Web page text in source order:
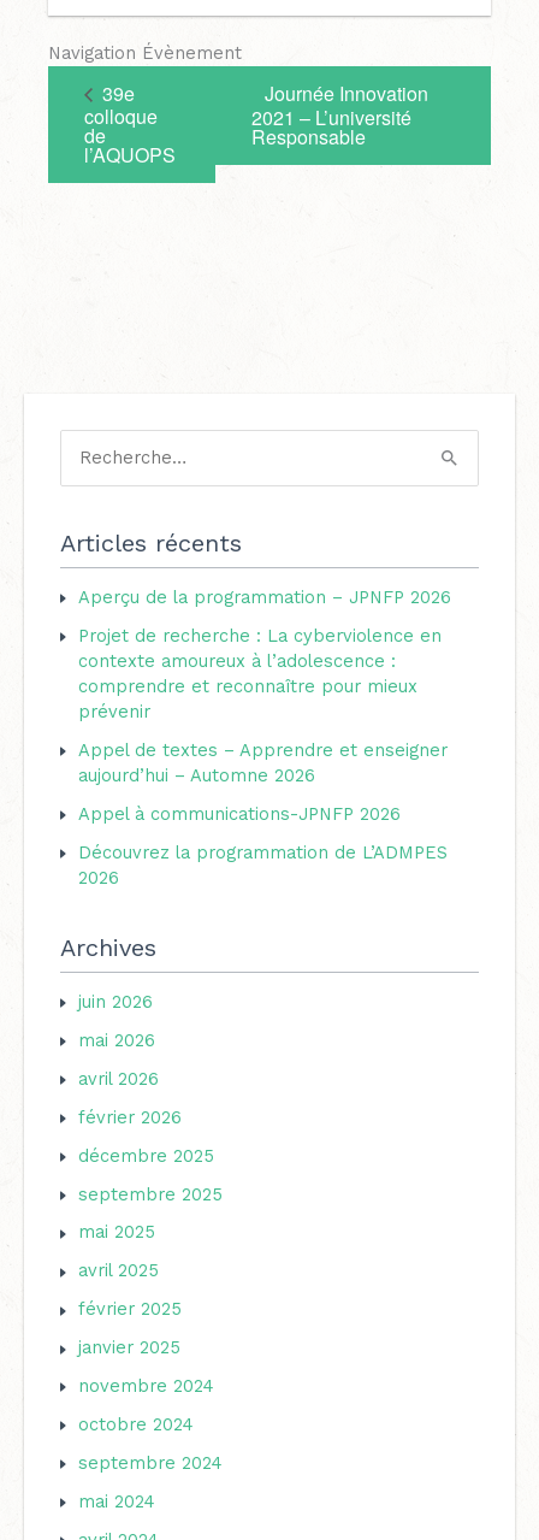
Navigation Évènement
39e
colloque
de
l’AQUOPS
Journée Innovation
2021 – L’université
Responsable
c
h
e
r
e
:
Articles récents
Aperçu de la programmation – JPNFP 2026
Projet de recherche : La cyberviolence en
contexte amoureux à l’adolescence :
comprendre et reconnaître pour mieux
prévenir
Appel de textes – Apprendre et enseigner
aujourd’hui – Automne 2026
Appel à communications-JPNFP 2026
Découvrez la programmation de L’ADMPES
2026
Archives
juin 2026
mai 2026
avril 2026
février 2026
décembre 2025
septembre 2025
mai 2025
avril 2025
février 2025
janvier 2025
novembre 2024
octobre 2024
septembre 2024
mai 2024
g